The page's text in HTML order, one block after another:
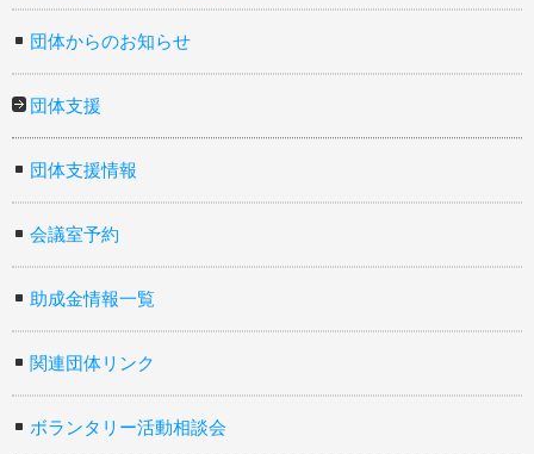
団体からのお知らせ
団体支援
団体支援情報
会議室予約
助成金情報一覧
関連団体リンク
ボランタリー活動相談会